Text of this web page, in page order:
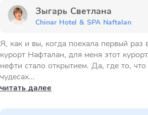
Зыгарь Светлана
Chinar Hotel & SPA Naftalan
Я, как и вы, когда поехала первый
курорт Нафталан, для меня этот
нефти стало открытием. Да, где то,
чудесах...
читать далее